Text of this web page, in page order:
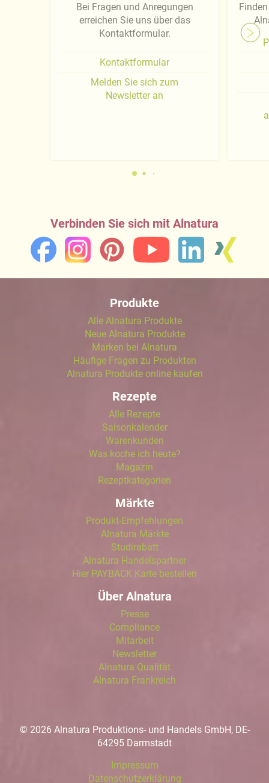
Bei Fragen und Anregungen
erreichen Sie uns über das
Kontaktformular.
Kontaktformular
Melden Sie sich zum
Newsletter an
Verbinden Sie sich mit Alnatura
Produkte
Alle Alnatura Produkte
Neue Alnatura Produkte
Marken bei Alnatura
Häufige Fragen zu Produkten
Alnatura Produkte online kaufen
Rezepte
Alle Rezepte
Saisonkalender
Warenkunden
Was koche ich heute?
Magazin
Rezeptkategorien
Märkte
Produkt-Empfehlungen
Alnatura Märkte
Studirabatt
Alnatura Handelspartner
Hier PAYBACK Karte bestellen
Über Alnatura
Presse
Compliance
Mitarbeit
Newsletter
Alnatura Qualität
Alnatura Frankreich
© 2026 Alnatura Produktions- und Handels GmbH, DE-
64295 Darmstadt
Impressum
Datenschutzerklärung